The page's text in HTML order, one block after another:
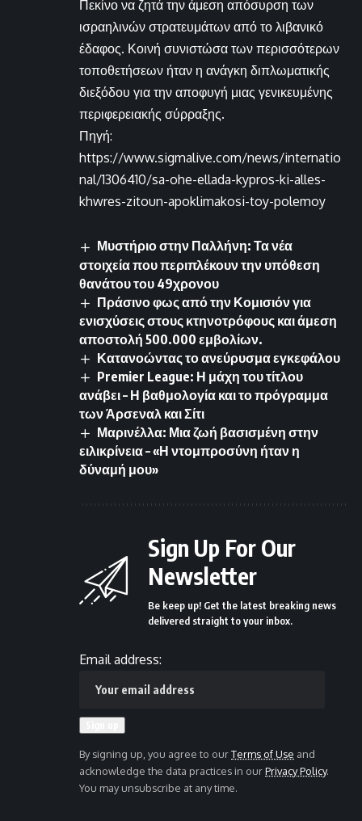
Πεκίνο να ζητά την άμεση απόσυρση των
ισραηλινών στρατευμάτων από το λιβανικό
έδαφος. Κοινή συνιστώσα των περισσότερων
τοποθετήσεων ήταν η ανάγκη διπλωματικής
διεξόδου για την αποφυγή μιας γενικευμένης
περιφερειακής σύρραξης.
Πηγή:
https://www.sigmalive.com/news/internatio
nal/1306410/sa-ohe-ellada-kypros-ki-alles-
khwres-zitoun-apoklimakosi-toy-polemoy
Μυστήριο στην Παλλήνη: Τα νέα
στοιχεία που περιπλέκουν την υπόθεση
θανάτου του 49χρονου
Πράσινο φως από την Κομισιόν για
ενισχύσεις στους κτηνοτρόφους και άμεση
αποστολή 500.000 εμβολίων.
Κατανοώντας το ανεύρυσμα εγκεφάλου
Premier League: Η μάχη του τίτλου
ανάβει – Η βαθμολογία και το πρόγραμμα
των Άρσεναλ και Σίτι
Μαρινέλλα: Μια ζωή βασισμένη στην
ειλικρίνεια – «Η ντομπροσύνη ήταν η
δύναμή μου»
Sign Up For Our
Newsletter
Be keep up! Get the latest breaking news
delivered straight to your inbox.
Email address:
By signing up, you agree to ourTerms of Use and
acknowledge the data practices in ourPrivacy Policy.
You may unsubscribe at any time.